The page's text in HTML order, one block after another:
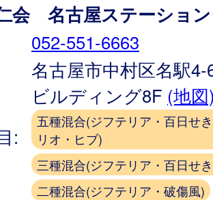
会 名古屋ステーショ
052-551-6663
名古屋市中村区名駅4-
ビルディング8F (地
:
五種混合(ジフテリア・百日せ
リオ・ヒブ)
三種混合(ジフテリア・百日せ
二種混合(ジフテリア・破傷風)